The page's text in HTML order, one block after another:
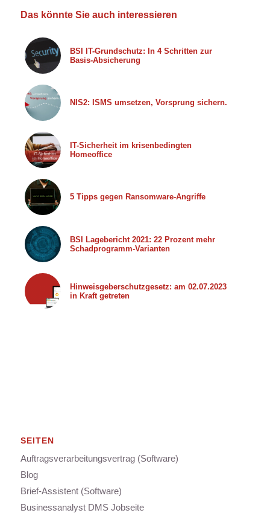
Das könnte Sie auch interessieren
BSI IT-Grundschutz: In 4 Schritten zur
Basis-Absicherung
NIS2: ISMS umsetzen, Vorsprung sichern.
IT-Sicherheit im krisenbedingten
Homeoffice
5 Tipps gegen Ransomware-Angriffe
BSI Lagebericht 2021: 22 Prozent mehr
Schadprogramm-Varianten
Hinweisgeberschutzgesetz: am 02.07.2023
in Kraft getreten
SEITEN
Auftragsverarbeitungsvertrag (Software)
Blog
Brief-Assistent (Software)
Businessanalyst DMS Jobseite